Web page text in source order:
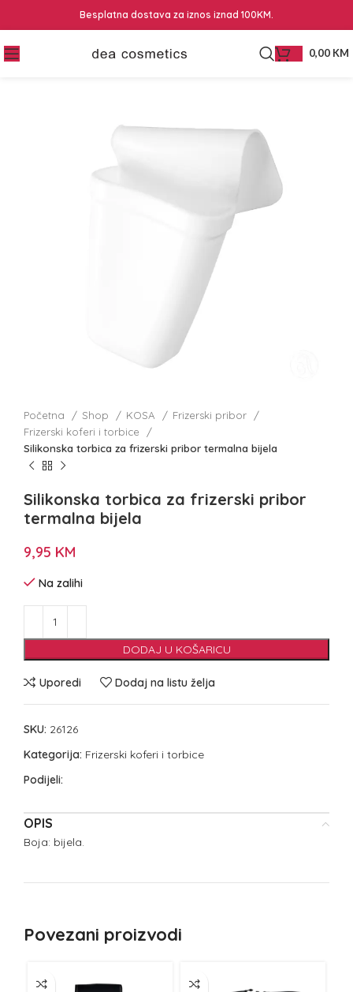
Besplatna dostava za iznos iznad 100KM.
0,00 KM
Početna Shop KOSA
Frizerski pribor
Frizerski koferi i torbice
Silikonska torbica za frizerski pribor termalna bijela
Silikonska torbica za frizerski pribor
termalna bijela
9,95 KM
Na zalihi
DODAJ U KOŠARICU
Uporedi Dodaj na listu želja
SKU: 26126
Kategorija: Frizerski koferi i torbice
Podijeli:
OPIS
Boja: bijela.
Povezani proizvodi